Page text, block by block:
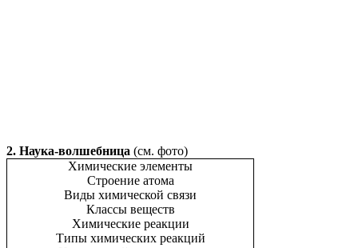
2. Наука-волшебница (см. фото)
Химические элементы
Строение атома
Виды химической связи
Классы веществ
Химические реакции
Типы химических реакций